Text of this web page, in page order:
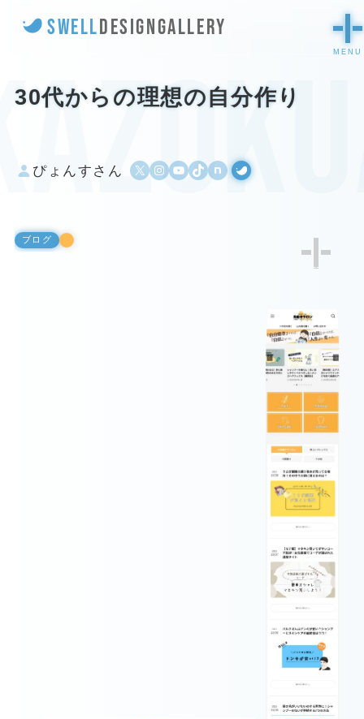
SWELLDESIGNGALLERY
30代からの理想の自分作り
ぴょんすさん X Instagram
YouTube
TikTok
500pxWordPress
ブログ
1